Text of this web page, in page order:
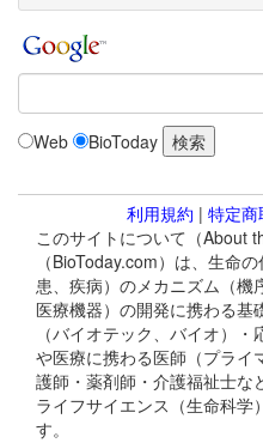
Web BioToday
利用規約 | 特定
このサイトについて（About
（BioToday.com）は、生命
患、疾病）のメカニズム（機
医療機器）の開発に携わる基
（バイオテック、バイオ）
や医療に携わる医師（プライ
護師・薬剤師・介護福祉士な
ライフサイエンス（生命科学
す。